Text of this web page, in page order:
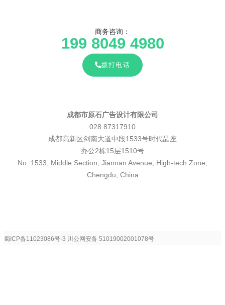
商务咨询：
199 8049 4980
拨打电话
成都市原石广告设计有限公司
028 87317910
成都高新区剑南大道中段1533号时代晶座
办公2栋15层1510号
No. 1533, Middle Section, Jiannan Avenue, High-tech Zone,
Chengdu, China
蜀ICP备11023086号-3 川公网安备 51019002001078号